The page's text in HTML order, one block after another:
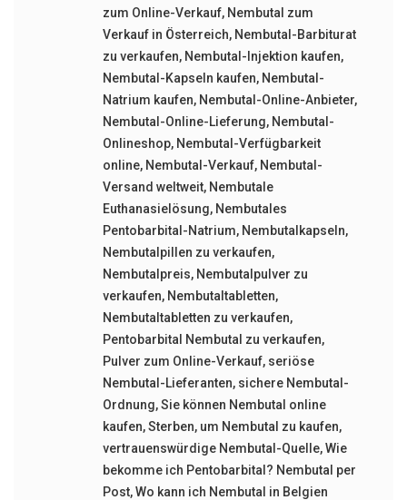
zum Online-Verkauf, Nembutal zum
Verkauf in Österreich, Nembutal-Barbiturat
zu verkaufen, Nembutal-Injektion kaufen,
Nembutal-Kapseln kaufen, Nembutal-
Natrium kaufen, Nembutal-Online-Anbieter,
Nembutal-Online-Lieferung, Nembutal-
Onlineshop, Nembutal-Verfügbarkeit
online, Nembutal-Verkauf, Nembutal-
Versand weltweit, Nembutale
Euthanasielösung, Nembutales
Pentobarbital-Natrium, Nembutalkapseln,
Nembutalpillen zu verkaufen,
Nembutalpreis, Nembutalpulver zu
verkaufen, Nembutaltabletten,
Nembutaltabletten zu verkaufen,
Pentobarbital Nembutal zu verkaufen,
Pulver zum Online-Verkauf, seriöse
Nembutal-Lieferanten, sichere Nembutal-
Ordnung,Sie können Nembutal online
kaufen,Sterben, um Nembutal zu kaufen,
vertrauenswürdige Nembutal-Quelle,Wie
bekomme ich Pentobarbital? Nembutal per
Post,Wo kann ich Nembutal in Belgien